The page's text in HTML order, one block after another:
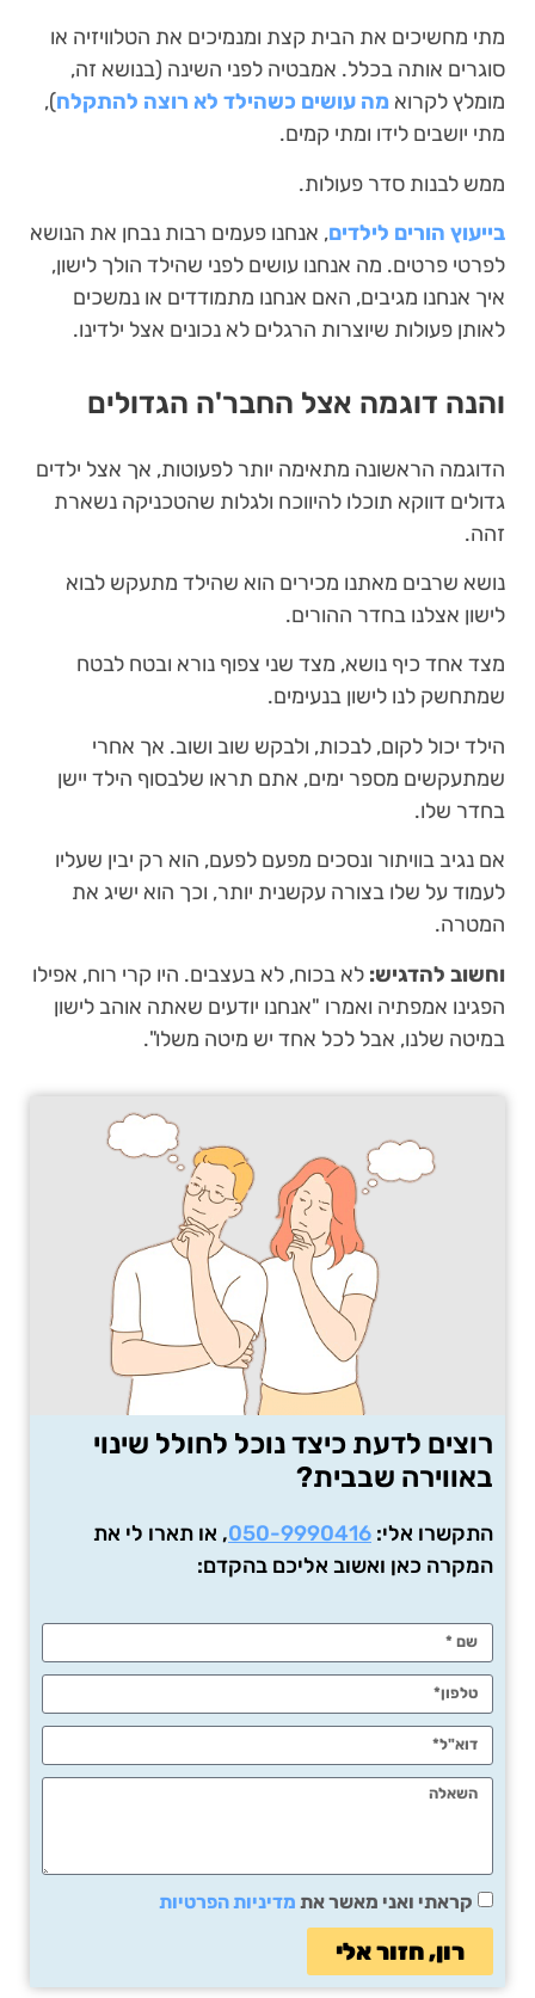
מתי מחשיכים את הבית קצת ומנמיכים את הטלוויזיה או
סוגרים אותה בכלל. אמבטיה לפני השינה (בנושא זה,
מומלץ לקרוא מה עושים כשהילד לא רוצה להתקלח),
מתי יושבים לידו ומתי קמים.
ממש לבנות סדר פעולות.
בייעוץ הורים לילדים, אנחנו פעמים רבות נבחן את הנושא
לפרטי פרטים. מה אנחנו עושים לפני שהילד הולך לישון,
איך אנחנו מגיבים, האם אנחנו מתמודדים או נמשכים
לאותן פעולות שיוצרות הרגלים לא נכונים אצל ילדינו.
והנה דוגמה אצל החבר'ה הגדולים
הדוגמה הראשונה מתאימה יותר לפעוטות, אך אצל ילדים
גדולים דווקא תוכלו להיווכח ולגלות שהטכניקה נשארת
זהה.
נושא שרבים מאתנו מכירים הוא שהילד מתעקש לבוא
לישון אצלנו בחדר ההורים.
מצד אחד כיף נושא, מצד שני צפוף נורא ובטח לבטח
שמתחשק לנו לישון בנעימים.
הילד יכול לקום, לבכות, ולבקש שוב ושוב. אך אחרי
שמתעקשים מספר ימים, אתם תראו שלבסוף הילד יישן
בחדר שלו.
אם נגיב בוויתור ונסכים מפעם לפעם, הוא רק יבין שעליו
לעמוד על שלו בצורה עקשנית יותר, וכך הוא ישיג את
המטרה.
וחשוב להדגיש: לא בכוח, לא בעצבים. היו קרי רוח, אפילו
הפגינו אמפתיה ואמרו "אנחנו יודעים שאתה אוהב לישון
במיטה שלנו, אבל לכל אחד יש מיטה משלו".
רוצים לדעת כיצד נוכל לחולל שינוי
באווירה שבבית?
התקשרו אלי: 050-9990416, או תארו לי את
המקרה כאן ואשוב אליכם בהקדם:
קראתי ואני מאשר את מדיניות הפרטיות
רון, חזור אלי